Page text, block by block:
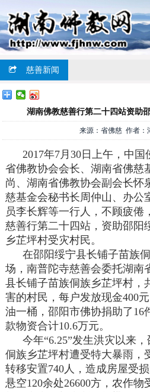
慈善新闻
湖南佛教慈善行第二十四站资助
来源：省佛慈 作者：
2017年7月30日上午，中
省佛教协会会长、湖南省佛慈
尚、湖南省佛教协会副会长怀
慈基金会秘书长周仲山、办公
员李长辉等一行人，不顾疲倦
慈善行第二十四站，资助邵阳
乡芷坪村受灾村民。
在邵阳绥宁县长铺子苗族
场，南普陀寺慈善会委托湖南
县长铺子苗族侗族乡芷坪村，
害的村民，每户发放现金400
油一桶，邵阳市佛协捐助了16
款物资合计10.6万元。
今年“6.25”发生洪灾以来
侗族乡芷坪村遭受特大暴雨，
转移安置740人，造成房屋受
悬空120余处26600方，农作物